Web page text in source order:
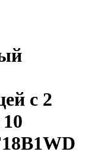
с 2